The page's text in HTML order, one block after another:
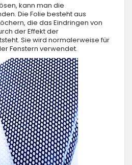
kann man die
Die Folie besteht aus
die das Eindringen von
der Effekt der
Sie wird normalerweise für
Fenstern verwendet.